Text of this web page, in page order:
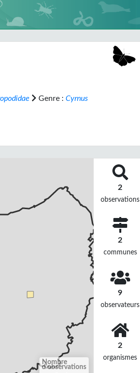
Genre : Cyrnus
Nombre
d'observations
2
observations
2
communes
9
observateurs
2
organismes